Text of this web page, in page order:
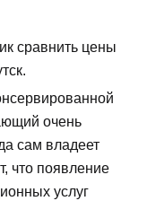
сравнить цены
очень
сам владеет
что появление
услуг